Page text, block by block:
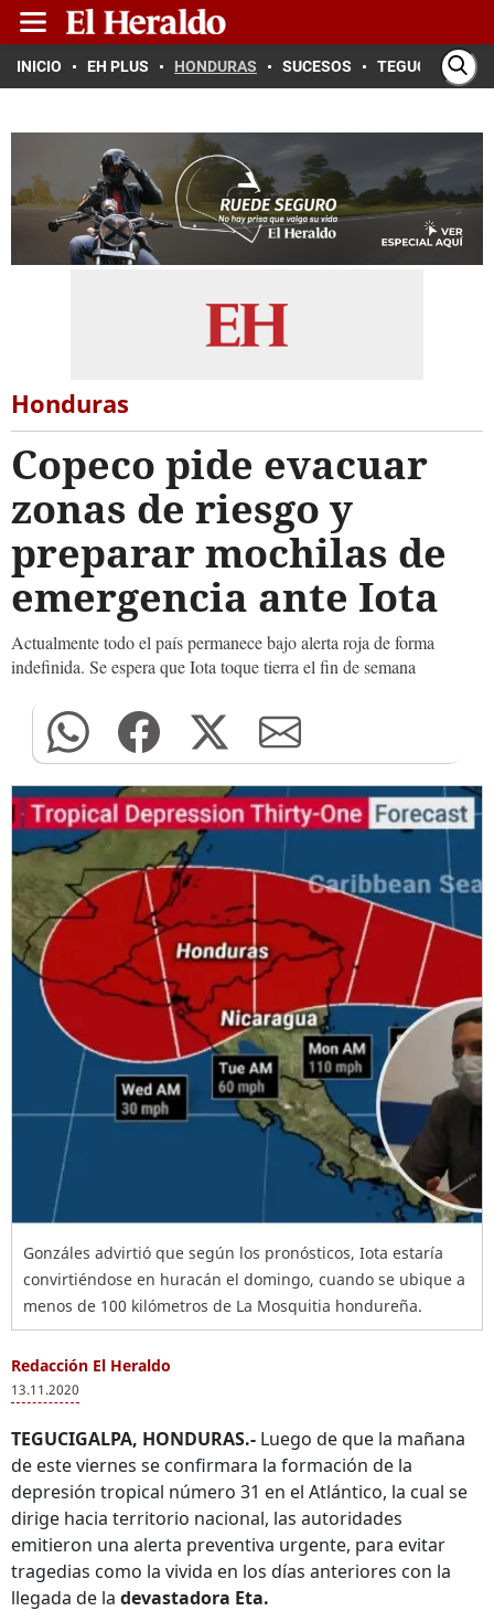
INICIO EH PLUS HONDURAS SUCESOS TEGUCIGALPA
Honduras
Copeco pide evacuar
zonas de riesgo y
preparar mochilas de
emergencia ante Iota
Actualmente todo el país permanece bajo alerta roja de forma
indefinida. Se espera que Iota toque tierra el fin de semana
Gonzáles advirtió que según los pronósticos, Iota estaría
convirtiéndose en huracán el domingo, cuando se ubique a
menos de 100 kilómetros de La Mosquitia hondureña.
Redacción El Heraldo
13.11.2020
TEGUCIGALPA, HONDURAS.- Luego de que la mañana
de este viernes se confirmara la formación de la
depresión tropical número 31 en el Atlántico, la cual se
dirige hacia territorio nacional, las autoridades
emitieron una alerta preventiva urgente, para evitar
tragedias como la vivida en los días anteriores con la
llegada de la devastadora Eta.